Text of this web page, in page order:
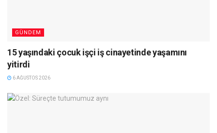
GÜNDEM
15 yaşındaki çocuk işçi iş cinayetinde yaşamını
yitirdi
6 AĞUSTOS 2026